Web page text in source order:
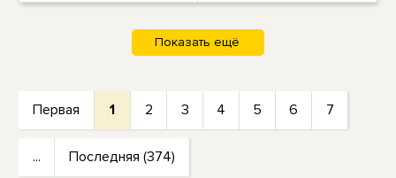
Первая 1 2 3 4 5 6 7
... Последняя (374)